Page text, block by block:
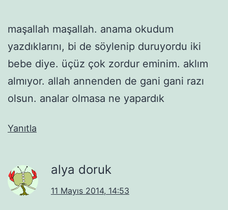
maşallah maşallah. anama okudum
yazdıklarını, bi de söylenip duruyordu iki
bebe diye. üçüz çok zordur eminim. aklım
almıyor. allah annenden de gani gani razı
olsun. analar olmasa ne yapardık
Yanıtla
alya doruk
11 Mayıs 2014, 14:53